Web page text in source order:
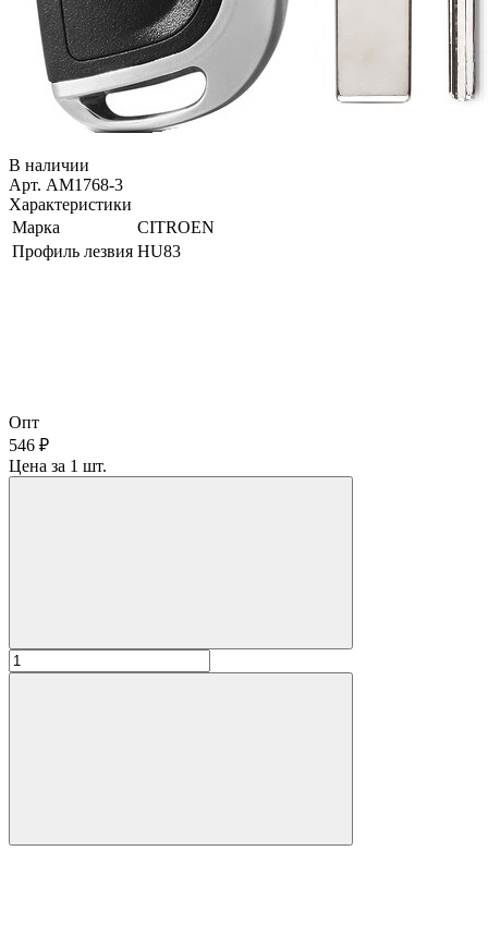
В наличии
Арт. AM1768-3
Характеристики
Марка
CITROEN
Профиль лезвия HU83
Опт
546 ₽
Цена за 1 шт.